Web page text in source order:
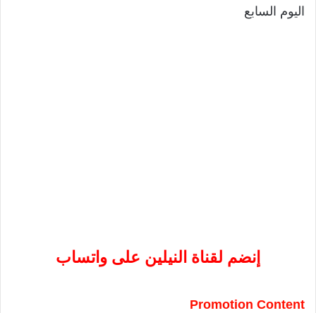
اليوم السابع
إنضم لقناة النيلين على واتساب
Promotion Content